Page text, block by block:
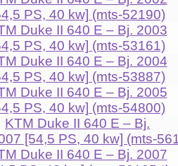
PS, 40 kw] (mts-52190)
Duke II 640 E – Bj. 2003
PS, 40 kw] (mts-53161)
Duke II 640 E – Bj. 2004
PS, 40 kw] (mts-53887)
Duke II 640 E – Bj. 2005
PS, 40 kw] (mts-54800)
KTM Duke II 640 E – Bj.
[54,5 PS, 40 kw] (mts-
Duke II 640 E – Bj. 2007